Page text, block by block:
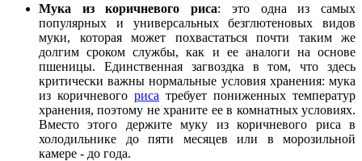
Мука из коричневого риса: это одна из самых
популярных и универсальных безглютеновых видов
муки, которая может похвастаться почти таким же
долгим сроком службы, как и ее аналоги на основе
пшеницы. Единственная загвоздка в том, что здесь
критически важны нормальные условия хранения: мука
из коричневого риса требует пониженных температур
хранения, поэтому не храните ее в комнатных условиях.
Вместо этого держите муку из коричневого риса в
холодильнике до пяти месяцев или в морозильной
камере - до года.